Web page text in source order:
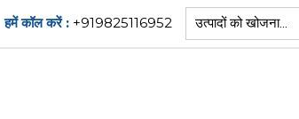
हमें कॉल करें : +919825116952